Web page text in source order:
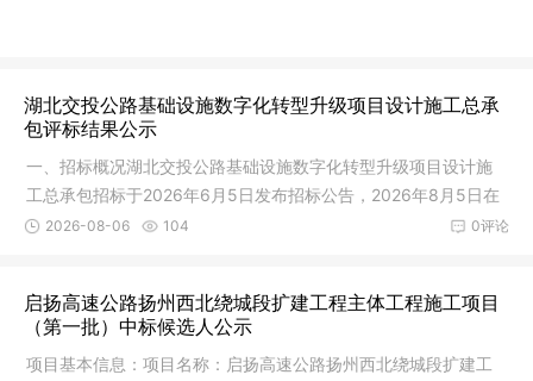
湖北交投公路基础设施数字化转型升级项目设计施工总承
包评标结果公示
一、招标概况湖北交投公路基础设施数字化转型升级项目设计施
工总承包招标于2026年6月5日发布招标公告，2026年8月5日在
湖北省公共
0评论
2026-08-06 104
启扬高速公路扬州西北绕城段扩建工程主体工程施工项目
（第一批）中标候选人公示
项目基本信息：项目名称：启扬高速公路扬州西北绕城段扩建工